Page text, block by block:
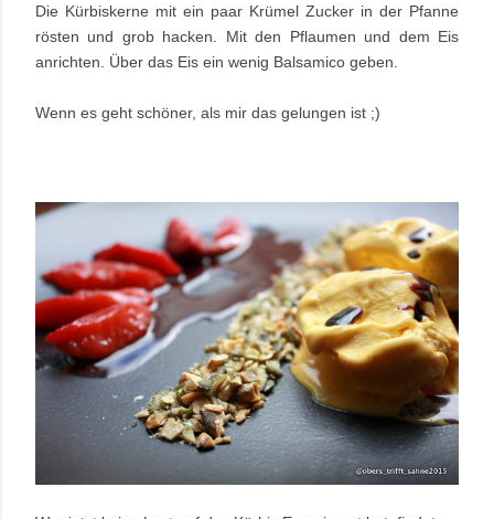
Die Kürbiskerne mit ein paar Krümel Zucker in der Pfanne
rösten und grob hacken. Mit den Pflaumen und dem Eis
anrichten. Über das Eis ein wenig Balsamico geben.
Wenn es geht schöner, als mir das gelungen ist ;)